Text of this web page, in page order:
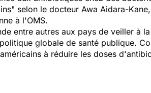
selon le docteur Awa Aidara-
à l'OMS.
entre autres aux pays de veiller à la
globale de santé publique.
à réduire les doses